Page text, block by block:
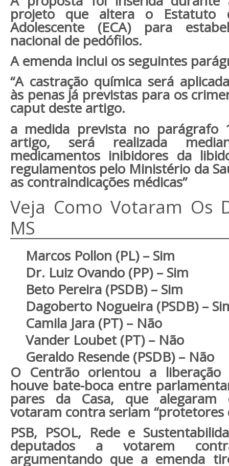
projeto que altera o Estatuto
Adolescente (ECA) para
nacional de pedófilos.
A emenda inclui os seguintes
“A castração química será
às penas já previstas para os
caput deste artigo.
a medida prevista no parágrafo
artigo, será realizada
medicamentos inibidores da
regulamentos pelo Ministério da
as contraindicações médicas”
Veja Como Votaram Os
MS
Marcos Pollon (PL) – Sim
Dr. Luiz Ovando (PP) – Sim
Beto Pereira (PSDB) – Sim
Dagoberto Nogueira (PSDB) –
Camila Jara (PT) – Não
Vander Loubet (PT) – Não
Geraldo Resende (PSDB) – Não
O Centrão orientou a liberação
houve bate-boca entre
pares da Casa, que alegaram
votaram contra seriam “protetores
PSB, PSOL, Rede e
deputados a votarem
argumentando que a emenda